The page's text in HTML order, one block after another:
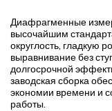
Диафрагменные
высочайшим
округлость, гладкую
выравнивание без
долгосрочной
заводская сборка
экономии времени и
работы.